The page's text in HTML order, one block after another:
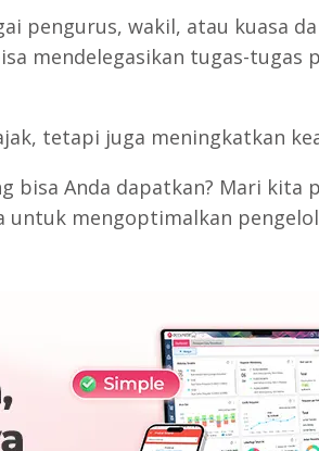
pengurus, wakil, atau kuasa
mendelegasikan tugas-tugas
tetapi juga meningkatkan
bisa Anda dapatkan? Mari
mengoptimalkan